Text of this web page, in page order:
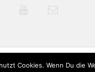
Cookies. Wenn Du die